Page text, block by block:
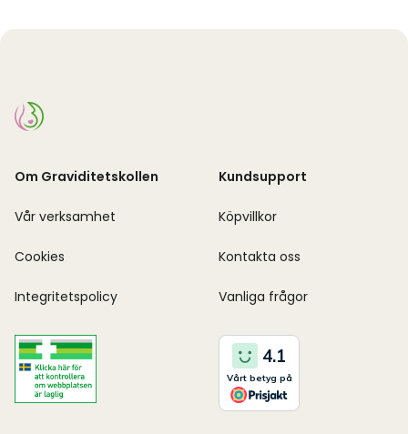
Om Graviditetskollen
Vår verksamhet
Cookies
Integritetspolicy
Kundsupport
Köpvillkor
Kontakta oss
Vanliga frågor